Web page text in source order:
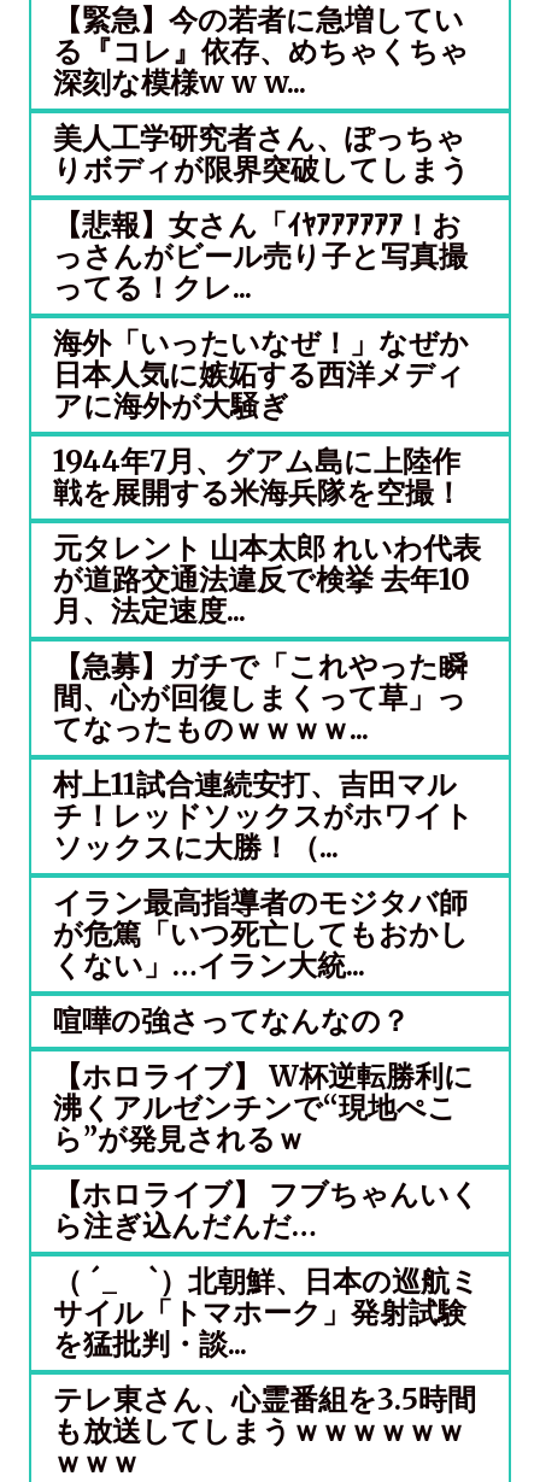
【緊急】今の若者に急増してい
る『コレ』依存、めちゃくちゃ
深刻な模様w w w...
美人工学研究者さん、ぽっちゃ
りボディが限界突破してしまう
【悲報】女さん「ｲﾔｱｱｱｱｱｱ！お
っさんがビール売り子と写真撮
ってる！クレ...
海外「いったいなぜ！」なぜか
日本人気に嫉妬する西洋メディ
アに海外が大騒ぎ
1944年7月、グアム島に上陸作
戦を展開する米海兵隊を空撮！
元タレント 山本太郎 れいわ代表
が道路交通法違反で検挙 去年10
月、法定速度...
【急募】ガチで「これやった瞬
間、心が回復しまくって草」っ
てなったものｗｗｗｗ...
村上11試合連続安打、吉田マル
チ！レッドソックスがホワイト
ソックスに大勝！（...
イラン最高指導者のモジタバ師
が危篤「いつ死亡してもおかし
くない」…イラン大統...
喧嘩の強さってなんなの？
【ホロライブ】 W杯逆転勝利に
沸くアルゼンチンで“現地ぺこ
ら”が発見されるｗ
【ホロライブ】 フブちゃんいく
ら注ぎ込んだんだ…
（ ´_ゝ`）北朝鮮、日本の巡航ミ
サイル「‌トマホーク」発射試験
を猛批判・談...
テレ東さん、心霊番組を3.5時間
も放送してしまうｗｗｗｗｗｗ
ｗｗｗ